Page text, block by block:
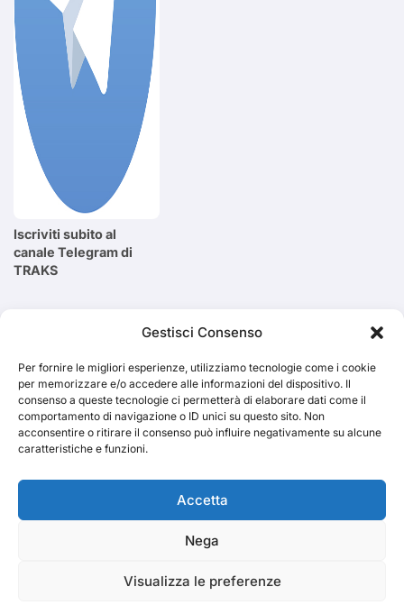
Gestisci Consenso
Per fornire le migliori esperienze, utilizziamo tecnologie come i cookie
per memorizzare e/o accedere alle informazioni del dispositivo. Il
consenso a queste tecnologie ci permetterà di elaborare dati come il
comportamento di navigazione o ID unici su questo sito. Non
acconsentire o ritirare il consenso può influire negativamente su alcune
caratteristiche e funzioni.
Accetta
Nega
Visualizza le preferenze
Iscriviti subito al
canale Telegram di
TRAKS
Cerca
TRAKS
Dal 2014 musica indipendente ed emergente